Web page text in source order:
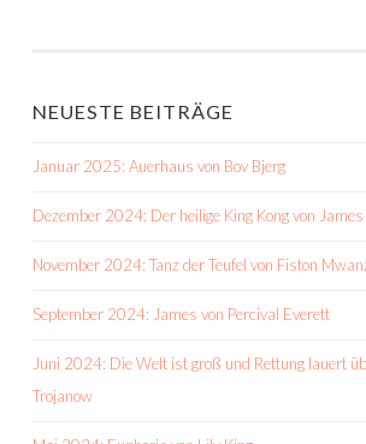
NEUESTE BEITRÄGE
Januar 2025: Auerhaus von Bov Bjerg
Dezember 2024: Der heilige King Kong von
November 2024: Tanz der Teufel von Fiston
September 2024: James von Percival Everett
Juni 2024: Die Welt ist groß und Rettung lauert
Trojanow